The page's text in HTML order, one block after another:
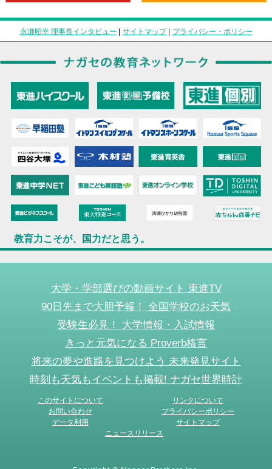
永瀬昭幸 理事長インタビュー | サイトマップ| プライバシー・ポリシー
教育力こそが、国力だと思う。
大学・学部選びの動画サイト 東進TV
90日先まで大胆予報！ 全国学校のお天気
受験生必見！ 大学情報・入試情報
きっと元気になる Proverb格言
将来の夢や進路を見つけよう 未来発見サイト
時刻も天気もイベントも掲載! ナガセ世界時計
このサイトについて
リンクについて
お問い合わせ
プライバシーポリシー
データ利用
サイトマップ
ニュースリリース